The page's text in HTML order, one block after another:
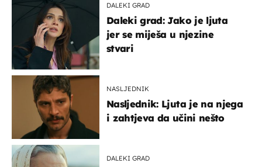
DALEKI GRAD
Daleki grad: Jako je ljuta
jer se miješa u njezine
stvari
NASLJEDNIK
Nasljednik: Ljuta je na njega
i zahtjeva da učini nešto
DALEKI GRAD